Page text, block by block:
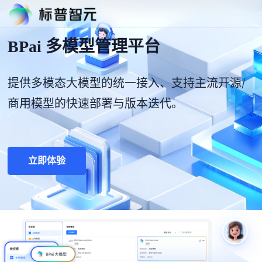
BPai 多模型管理平台
提供多模态大模型的统一接入、支持主流开源/
商用模型的快速部署与版本迭代。
立即体验